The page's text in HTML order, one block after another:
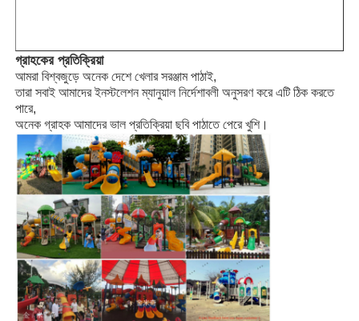
আউটডোর খেলার মাঠ
কাস্টম খেলার মাঠ স্লাইড
শিশুরা ঝুলতে ঝুলতে
ছোট খেলার মাঠ
বাচ্চাদের ওয়াটার স্লাইড
কাস্টম ওয়াটার স্লাইড
গ্রাহকের প্রতিক্রিয়া
আমরা বিশ্বজুড়ে অনেক দেশে খেলার সরঞ্জাম পাঠাই,
তারা সবাই আমাদের ইনস্টলেশন ম্যানুয়াল নির্দেশাবলী অনুসরণ করে এটি ঠিক করতে
পারে,
অনেক গ্রাহক আমাদের ভাল প্রতিক্রিয়া ছবি পাঠাতে পেরে খুশি।